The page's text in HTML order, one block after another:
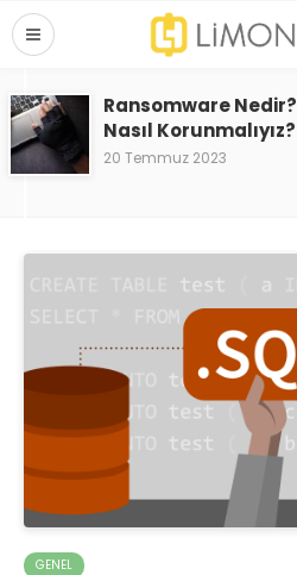
Ransomware Nedir?
Nasıl Korunmalıyız?
20 Temmuz 2023
GENEL